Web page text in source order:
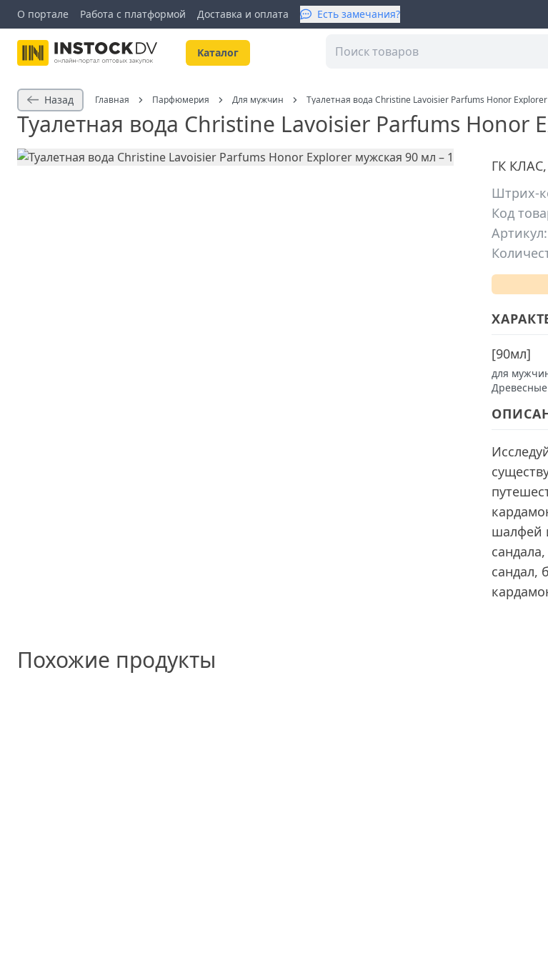
О портале Работа с платформой Доставка и оплата Есть замечания?
Kаталог
Назад Главная Парфюмерия Для мужчин Туалетная вода Christine Lavoisier Parfums Honor
Туалетная вода Christine Lavoisier Parfums Honor
ГК КЛАС,
Штрих-
Код
Артикул:
[90мл]
для
шалфей
сандал,
Похожие продукты